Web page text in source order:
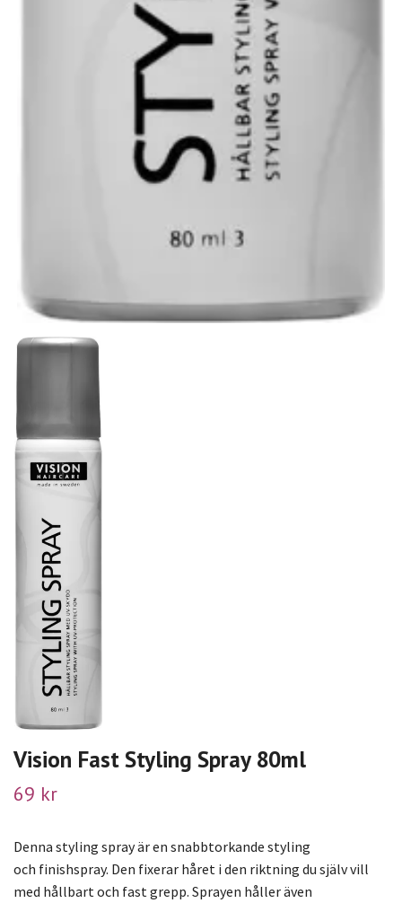
Vision Fast Styling Spray 80ml
69 kr
Denna styling spray är en snabbtorkande styling
och finishspray. Den fixerar håret i den riktning du själv vill
med hållbart och fast grepp. Sprayen håller även